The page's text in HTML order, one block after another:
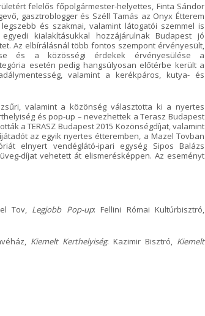
felelős főpolgármester-helyettes, Finta Sándor
gasztroblogger és Széll Tamás az Onyx Étterem
és szakmai, valamint látogatói szemmel is
kialakításukkal hozzájárulnak Budapest jó
Az elbírálásnál több fontos szempont érvényesült,
és a közösségi érdekek érvényesülése a
esetén pedig hangsúlyosan előtérbe került a
valamint a kerékpáros, kutya- és
valamint a közönség választotta ki a nyertes
és pop-up – nevezhettek a Terasz Budapest
a TERASZ Budapest 2015 Közönségdíjat, valamint
az egyik nyertes étteremben, a Mazel Tovban
elnyert vendéglátó-ipari egység Sipos Balázs
díjat vehetett át elismerésképpen. Az eseményt
Tov, Legjobb Pop-up: Fellini Római Kultúrbisztró,
Kiemelt Kerthelyiség: Kazimir Bisztró, Kiemelt